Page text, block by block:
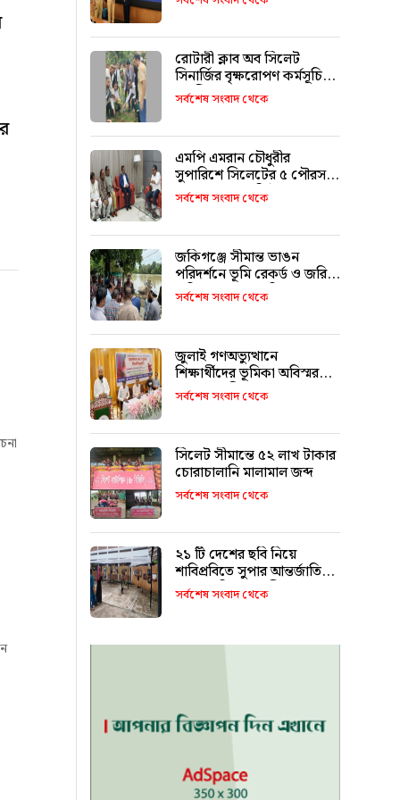
ফারুক মোড়ল
রোটারী ক্লাব অব সিলেট
সিনার্জির বৃক্ষরোপণ কর্মসূচি
অনুষ্ঠিত
সর্বশেষ সংবাদ থেকে
এমপি এমরান চৌধুরীর
সুপারিশে সিলেটের ৫ পৌরসভা
পাচ্ছে ৫ শ কোটি টাকা
সর্বশেষ সংবাদ থেকে
জকিগঞ্জে সীমান্ত ভাঙন
পরিদর্শনে ভূমি রেকর্ড ও জরিপ
অধিদপ্তরের মহাপরিচালক
সর্বশেষ সংবাদ থেকে
জুলাই গণঅভ্যুত্থানে
শিক্ষার্থীদের ভূমিকা অবিস্মরণীয়
: এম এ মালিক
সর্বশেষ সংবাদ থেকে
সিলেট সীমান্তে ৫২ লাখ টাকার
চোরাচালানি মালামাল জব্দ
সর্বশেষ সংবাদ থেকে
২১ টি দেশের ছবি নিয়ে
শাবিপ্রবিতে সুপার আন্তর্জাতিক
আলোকচিত্র প্রদর্শনী শুরু
সর্বশেষ সংবাদ থেকে